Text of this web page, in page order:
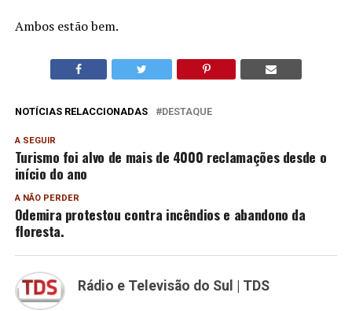
Ambos estão bem.
NOTÍCIAS RELACCIONADAS DESTAQUE
A SEGUIR
Turismo foi alvo de mais de 4000 reclamações desde o
início do ano
A NÃO PERDER
Odemira protestou contra incêndios e abandono da
floresta.
Rádio e Televisão do Sul | TDS